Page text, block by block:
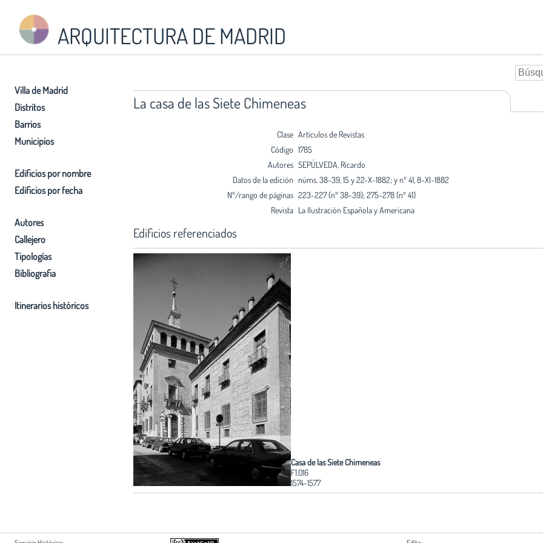
ARQUITECTURA DE MADRID
Villa de Madrid
Distritos
Barrios
Municipios
Edificios por nombre
Edificios por fecha
Autores
Callejero
Tipologías
Bibliografia
Itinerarios históricos
La casa de las Siete Chimeneas
Clase Artículos de Revistas
Código 1785
Autores SEPÚLVEDA, Ricardo
Datos de la edición núms. 38-39, 15 y 22-X-1882; y nº 41, 8-XI-1882
Nº/rango de páginas 223-227 (nº 38-39); 275-278 (nº 41)
Revista La Ilustración Española y Americana
Edificios referenciados
Casa de las Siete Chimeneas
F1.016
1574-1577